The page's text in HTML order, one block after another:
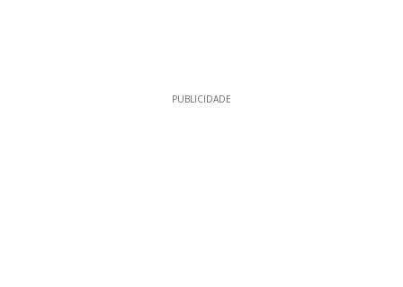
PUBLICIDADE